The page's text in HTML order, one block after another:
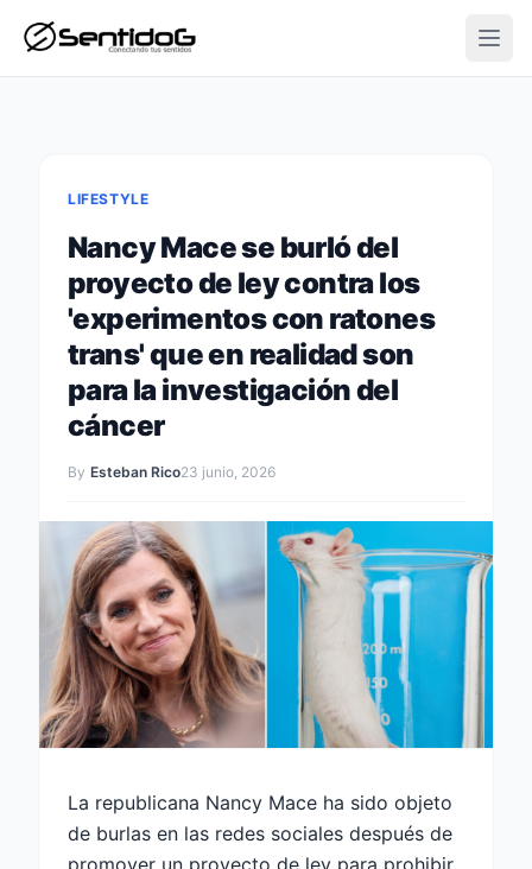
LIFESTYLE
Nancy Mace se burló del
proyecto de ley contra los
'experimentos con ratones
trans' que en realidad son
para la investigación del
cáncer
By Esteban Rico23 junio, 2026
La republicana Nancy Mace ha sido objeto
de burlas en las redes sociales después de